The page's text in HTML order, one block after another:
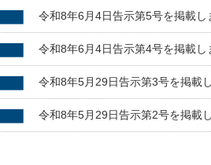
令和8年6月4日告示第5号を掲載し
令和8年6月4日告示第4号を掲載し
令和8年5月29日告示第3号を掲載
令和8年5月29日告示第2号を掲載